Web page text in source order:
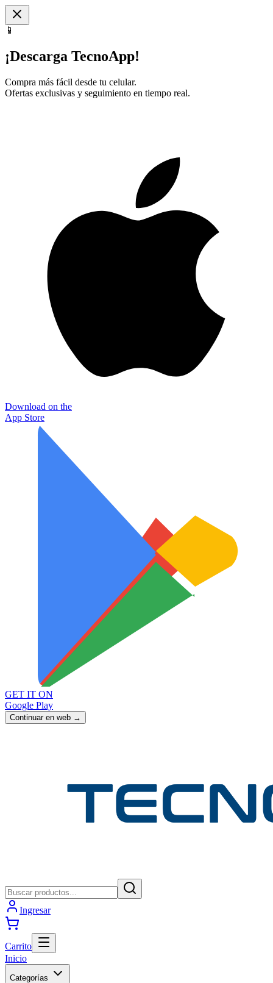
📱
¡Descarga TecnoApp!
Compra más fácil desde tu celular.
Ofertas exclusivas y seguimiento en tiempo real.
Download on the
App Store
GET IT ON
Google Play
Continuar en web →
Ingresar
Carrito
Inicio
Categorías